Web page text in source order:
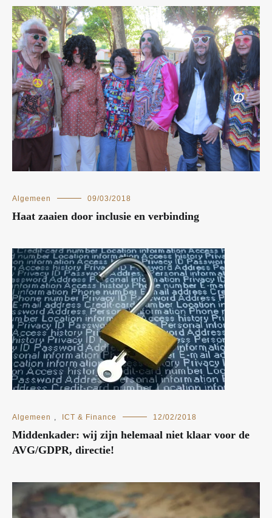
Algemeen 09/03/2018
Haat zaaien door inclusie en verbinding
Algemeen , ICT & Finance 12/02/2018
Middenkader: wij zijn helemaal niet klaar voor de
AVG/GDPR, directie!